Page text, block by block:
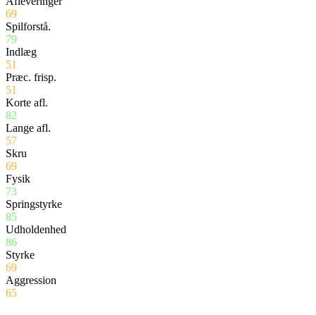
69
Spilforstå.
79
Indlæg
51
Præc. frisp.
51
Korte afl.
82
Lange afl.
57
Skru
69
Fysik
73
Springstyrke
85
Udholdenhed
86
Styrke
69
Aggression
65